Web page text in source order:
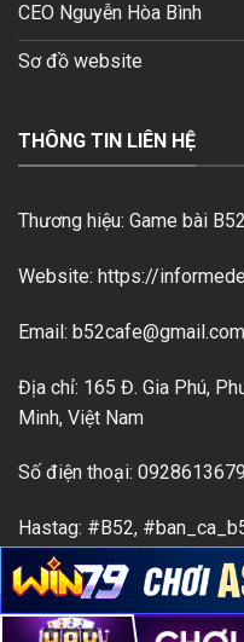
CEO Nguyễn Hòa Bình
Sơ đồ website
THÔNG TIN LIÊN HỆ
Thương hiệu: Game bài B52
Website: https://
Email: b52cafe@gmail.com
Địa chỉ: 165 Đ. Gia Phú,
Minh, Việt Nam
Số điện thoại: 0928613679
Hastag: #B52,
#B52_dang_nhap